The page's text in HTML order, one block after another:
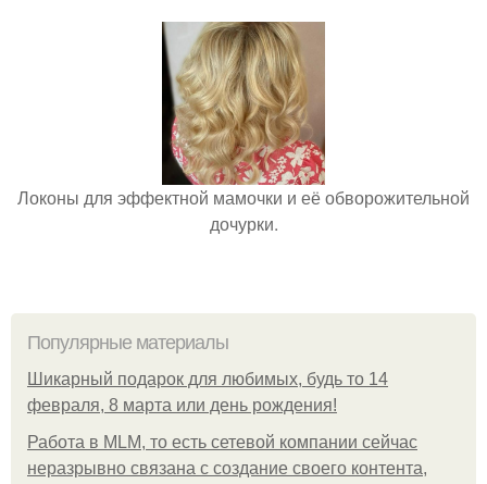
Локоны для эффектной мамочки и её обворожительной
дочурки.
Популярные материалы
Шикарный подарок для любимых, будь то 14
февраля, 8 марта или день рождения!
Работа в MLM, то есть сетевой компании сейчас
неразрывно связана с создание своего контента,